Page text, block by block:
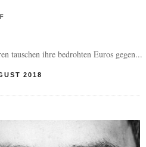
tauschen ihre bedrohten Euros gegen...
2018